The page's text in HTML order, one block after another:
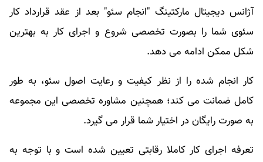
آژانس دیجیتال مارکتینگ "انجام سئو" بعد از عقد قرارداد کار
سئوی شما را بصورت تخصصی شروع و اجرای کار به بهترین
شکل ممکن ادامه می دهد.
کار انجام شده را از نظر کیفیت و رعایت اصول سئو، به طور
کامل ضمانت می کند؛ همچنین مشاوره تخصصی این مجموعه
به صورت رایگان در اختیار شما قرار می گیرد.
تعرفه اجرای کار کاملا رقابتی تعیین شده است و با توجه به